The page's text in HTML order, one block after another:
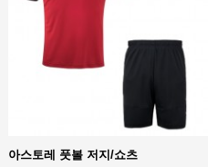
아스토레 풋볼 저지/쇼츠